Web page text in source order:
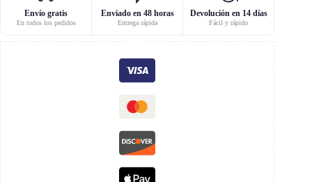
Envío gratis
En todos los pedidos
Enviado en 48 horas
Entrega rápida
Devolución en 14 días
Fácil y rápido